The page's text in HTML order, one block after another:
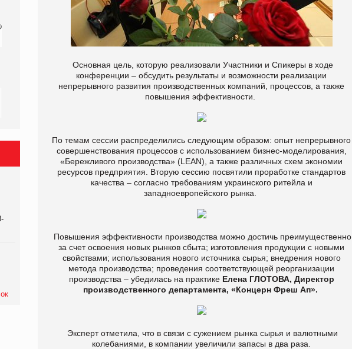
Основная цель, которую реализовали Участники и Спикеры в ходе
конференции – обсудить результаты и возможности реализации
непрерывного развития производственных компаний, процессов, а также
повышения эффективности.
По темам сессии распределились следующим образом: опыт непрерывного
совершенствования процессов с использованием бизнес-моделирования,
«Бережливого производства» (LEAN), а также различных схем экономии
ресурсов предприятия. Вторую сессию посвятили проработке стандартов
качества – согласно требованиям украинского ритейла и
западноевропейского рынка.
Повышения эффективности производства можно достичь преимущественно
за счет освоения новых рынков сбыта; изготовления продукции с новыми
свойствами; использования нового источника сырья; внедрения нового
метода производства; проведения соответствующей реорганизации
производства – убедилась на практике Елена ГЛОТОВА, Директор
производственного департамента, «Концерн Фреш Ап».
Эксперт отметила, что в связи с сужением рынка сырья и валютными
колебаниями, в компании увеличили запасы в два раза.